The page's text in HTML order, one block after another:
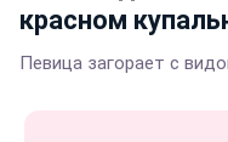
красном
Певица загорает с